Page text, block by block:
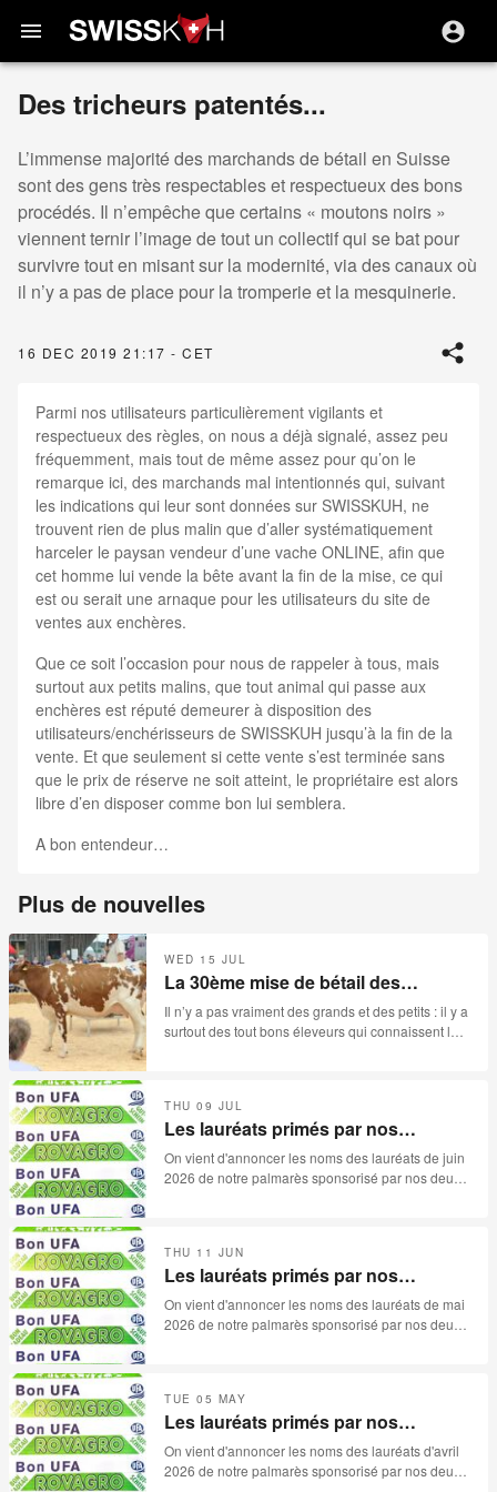
menu
Des tricheurs patentés...
L’immense majorité des marchands de bétail en Suisse
sont des gens très respectables et respectueux des bons
procédés. Il n’empêche que certains « moutons noirs »
viennent ternir l’image de tout un collectif qui se bat pour
survivre tout en misant sur la modernité, via des canaux où
il n’y a pas de place pour la tromperie et la mesquinerie.
16 DEC 2019 21:17 - CET
Parmi nos utilisateurs particulièrement vigilants et
respectueux des règles, on nous a déjà signalé, assez peu
fréquemment, mais tout de même assez pour qu’on le
remarque ici, des marchands mal intentionnés qui, suivant
les indications qui leur sont données sur SWISSKUH, ne
trouvent rien de plus malin que d’aller systématiquement
harceler le paysan vendeur d’une vache ONLINE, afin que
cet homme lui vende la bête avant la fin de la mise, ce qui
est ou serait une arnaque pour les utilisateurs du site de
ventes aux enchères.
Que ce soit l’occasion pour nous de rappeler à tous, mais
surtout aux petits malins, que tout animal qui passe aux
enchères est réputé demeurer à disposition des
utilisateurs/enchérisseurs de SWISSKUH jusqu’à la fin de la
vente. Et que seulement si cette vente s’est terminée sans
que le prix de réserve ne soit atteint, le propriétaire est alors
libre d’en disposer comme bon lui semblera.
A bon entendeur…
Plus de nouvelles
WED 15 JUL
La 30ème mise de bétail des
Reussilles- 15.07.2026
Il n’y a pas vraiment des grands et des petits : il y a
surtout des tout bons éleveurs qui connaissent leur
sécheresse s’est invitée aux festivités de la «
30ème mise des Reussilles ». Catalogue de 78
lots, avec quelques absences, et surtout beaucoup
trop d’invendues, les paysans jurassiens ne
méritaient pas ça.
THU 09 JUL
Les lauréats primés par nos
sponsors pour le mois de juin 2026
On vient d'annoncer les noms des lauréats de juin
2026 de notre palmarès sponsorisé par nos deux
THU 11 JUN
Les lauréats primés par nos
sponsors pour le mois de mai 2026
On vient d'annoncer les noms des lauréats de mai
2026 de notre palmarès sponsorisé par nos deux
TUE 05 MAY
Les lauréats primés par nos
sponsors pour le mois d'avril 2026
On vient d'annoncer les noms des lauréats d'avril
2026 de notre palmarès sponsorisé par nos deux